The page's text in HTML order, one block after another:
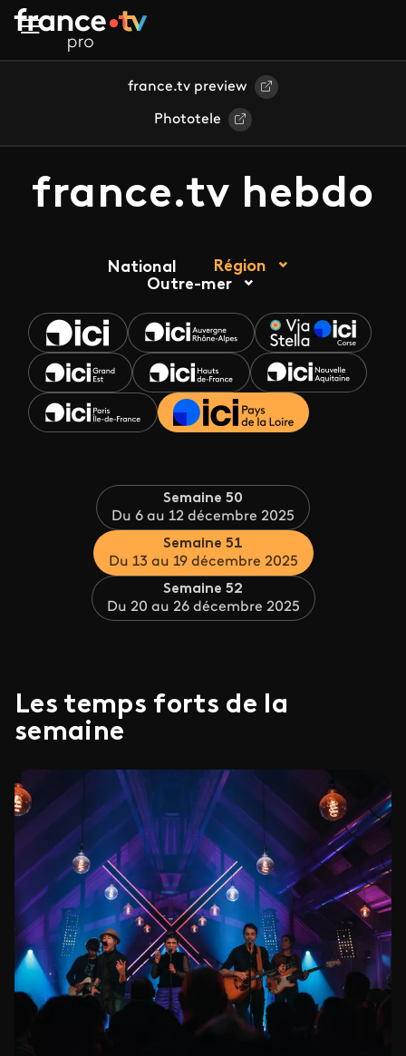
Aller au contenu principal
france.tv preview
Phototele
france.tv hebdo
National
Région
Outre-mer
Semaine 50
Du 6 au 12 décembre 2025
Semaine 51
Du 13 au 19 décembre 2025
Semaine 52
Du 20 au 26 décembre 2025
Les temps forts de la
semaine